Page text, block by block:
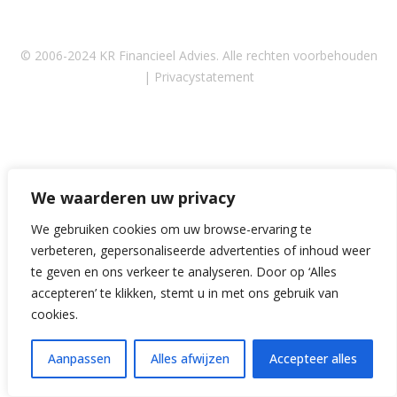
We waarderen uw privacy
We gebruiken cookies om uw browse-ervaring te
verbeteren, gepersonaliseerde advertenties of inhoud weer
te geven en ons verkeer te analyseren. Door op ‘Alles
accepteren’ te klikken, stemt u in met ons gebruik van
cookies.
Aanpassen Alles afwijzen Accepteer alles
© 2006-2024 KR Financieel Advies. Alle rechten voorbehouden
| Privacystatement